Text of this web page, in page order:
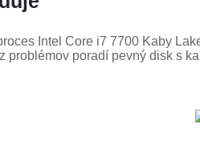
Intel Core i7 7700 Kaby
problémov poradí pevný disk s